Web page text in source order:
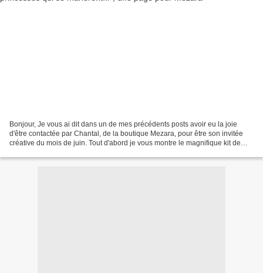
Bonjour, Je vous ai dit dans un de mes précédents posts avoir eu la joie
d'être contactée par Chantal, de la boutique Mezara, pour être son invitée
créative du mois de juin. Tout d'abord je vous montre le magnifique kit de